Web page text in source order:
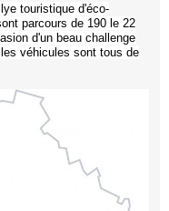
touristique d'éco-
parcours de 190 le 22
d'un beau challenge
véhicules sont tous de